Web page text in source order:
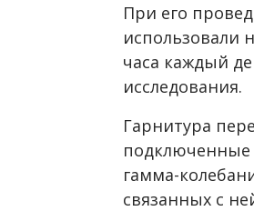
При его
использовали
часа каждый
исследования.
Гарнитура
подключенные
гамма-
связанных с